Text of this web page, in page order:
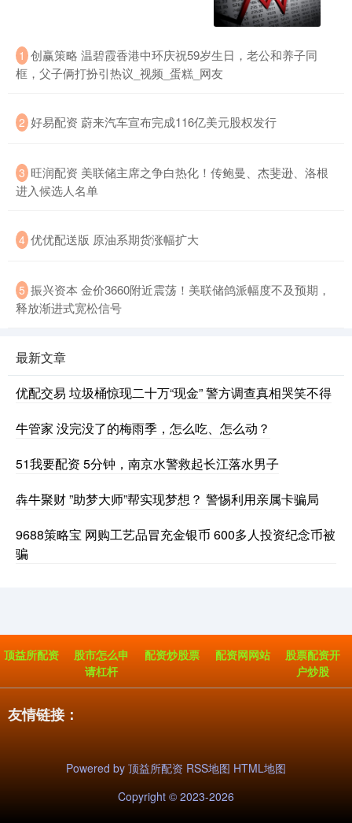
1 创赢策略 温碧霞香港中环庆祝59岁生日，老公和养子同
框，父子俩打扮引热议_视频_蛋糕_网友
2 好易配资 蔚来汽车宣布完成116亿美元股权发行
3 旺润配资 美联储主席之争白热化！传鲍曼、杰斐逊、洛根
进入候选人名单
4 优优配送版 原油系期货涨幅扩大
5 振兴资本 金价3660附近震荡！美联储鸽派幅度不及预期，
释放渐进式宽松信号
最新文章
优配交易 垃圾桶惊现二十万“现金” 警方调查真相哭笑不得
牛管家 没完没了的梅雨季，怎么吃、怎么动？
51我要配资 5分钟，南京水警救起长江落水男子
犇牛聚财 ”助梦大师”帮实现梦想？ 警惕利用亲属卡骗局
9688策略宝 网购工艺品冒充金银币 600多人投资纪念币被
骗
顶益所配资
股市怎么申
请杠杆
配资炒股票 配资网网站
股票配资开
户炒股
友情链接：
Powered by 顶益所配资 RSS地图 HTML地图
Copyright © 2023-2026